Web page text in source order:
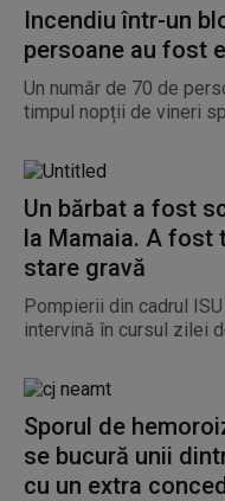
Incendiu într-un
persoane au fost
Un număr de 70 de
timpul nopții de vineri
Un bărbat a fost
la Mamaia. A fost
stare gravă
Pompierii din cadrul
intervină în cursul zilei
Sporul de
se bucură unii
cu un extra